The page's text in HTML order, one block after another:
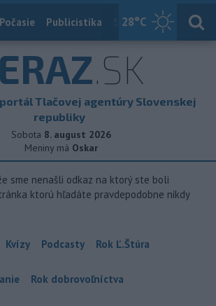
28°C
Počasie Publicistika Slovensko
.SK
Tlačovej agentúry Slovenskej
republiky
Sobota 8. august 2026
Meniny má Oskar
sme nenašli odkaz na ktorý ste boli
ktorú hľadáte pravdepodobne nikdy
Kvízy Podcasty Rok Ľ.Štúra
Rok dobrovoľníctva